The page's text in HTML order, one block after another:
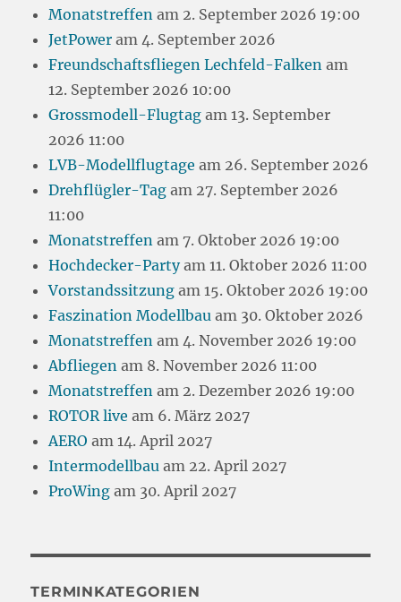
Monatstreffen am 2. September 2026 19:00
JetPower am 4. September 2026
Freundschaftsfliegen Lechfeld-Falken am
12. September 2026 10:00
Grossmodell-Flugtag am 13. September
2026 11:00
LVB-Modellflugtage am 26. September 2026
Drehflügler-Tag am 27. September 2026
11:00
Monatstreffen am 7. Oktober 2026 19:00
Hochdecker-Partyam 11. Oktober 2026 11:00
Vorstandssitzung am 15. Oktober 2026 19:00
Faszination Modellbau am 30. Oktober 2026
Monatstreffen am 4. November 2026 19:00
Abfliegen am 8. November 2026 11:00
Monatstreffen am 2. Dezember 2026 19:00
ROTOR live am 6. März 2027
AERO am 14. April 2027
Intermodellbau am 22. April 2027
ProWing am 30. April 2027
TERMINKATEGORIEN